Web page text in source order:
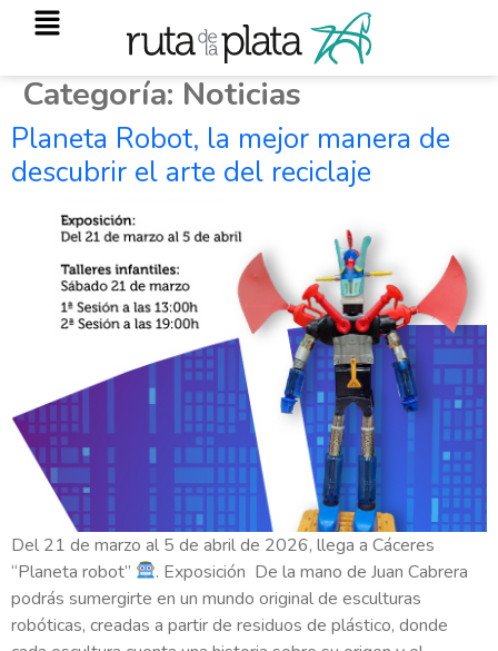
Categoría: Noticias
Planeta Robot, la mejor manera de
descubrir el arte del reciclaje
Del 21 de marzo al 5 de abril de 2026, llega a Cáceres
“Planeta robot”
. Exposición De la mano de Juan Cabrera
podrás sumergirte en un mundo original de esculturas
robóticas, creadas a partir de residuos de plástico, donde